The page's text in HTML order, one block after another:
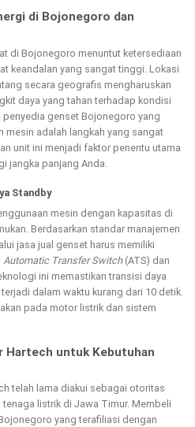
di Bojonegoro dan
di Bojonegoro menuntut ketersediaan
keandalan yang sangat tinggi. Lokasi
secara geografis mengharuskan
daya yang tahan terhadap kondisi
penyedia genset Bojonegoro yang
mesin adalah langkah yang sangat
unit ini menjadi faktor penentu utama
jangka panjang Anda.
Standby
mesin dengan kapasitas di
Berdasarkan standar manajemen
jasa jual genset harus memiliki
Automatic Transfer Switch(ATS) dan
ini memastikan transisi daya
dalam waktu kurang dari 10 detik.
pada motor listrik dan sistem
Hartech untuk Kebutuhan
telah lama diakui sebagai otoritas
listrik di Jawa Timur. Membeli
yang terafiliasi dengan